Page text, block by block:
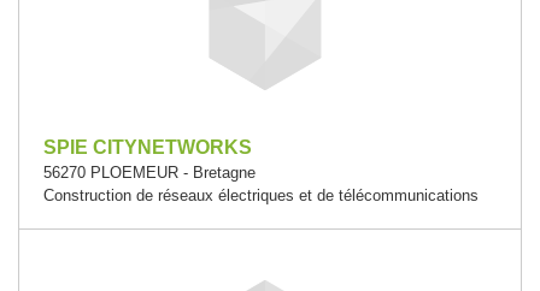
SPIE CITYNETWORKS
56270 PLOEMEUR - Bretagne
Construction de réseaux électriques et de télécommunications